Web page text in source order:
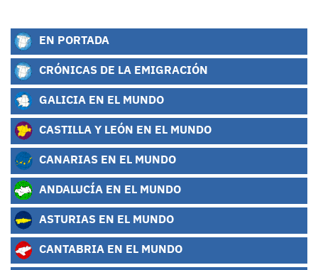
EN PORTADA
CRÓNICAS DE LA EMIGRACIÓN
GALICIA EN EL MUNDO
CASTILLA Y LEÓN EN EL MUNDO
CANARIAS EN EL MUNDO
ANDALUCÍA EN EL MUNDO
ASTURIAS EN EL MUNDO
CANTABRIA EN EL MUNDO